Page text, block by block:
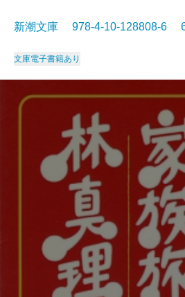
新潮文庫 978-4-10-128808-6
文庫電子書籍あり